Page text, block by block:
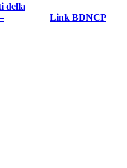
della
Link BDNCP